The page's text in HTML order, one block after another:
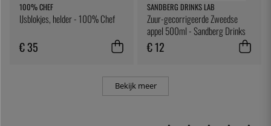
100% CHEF
IJsblokjes, helder - 100% Chef
€ 35
SANDBERG DRINKS LAB
Zuur-gecorrigeerde Zweedse
appel 500ml - Sandberg Drinks
Lab
€ 12
Bekijk meer